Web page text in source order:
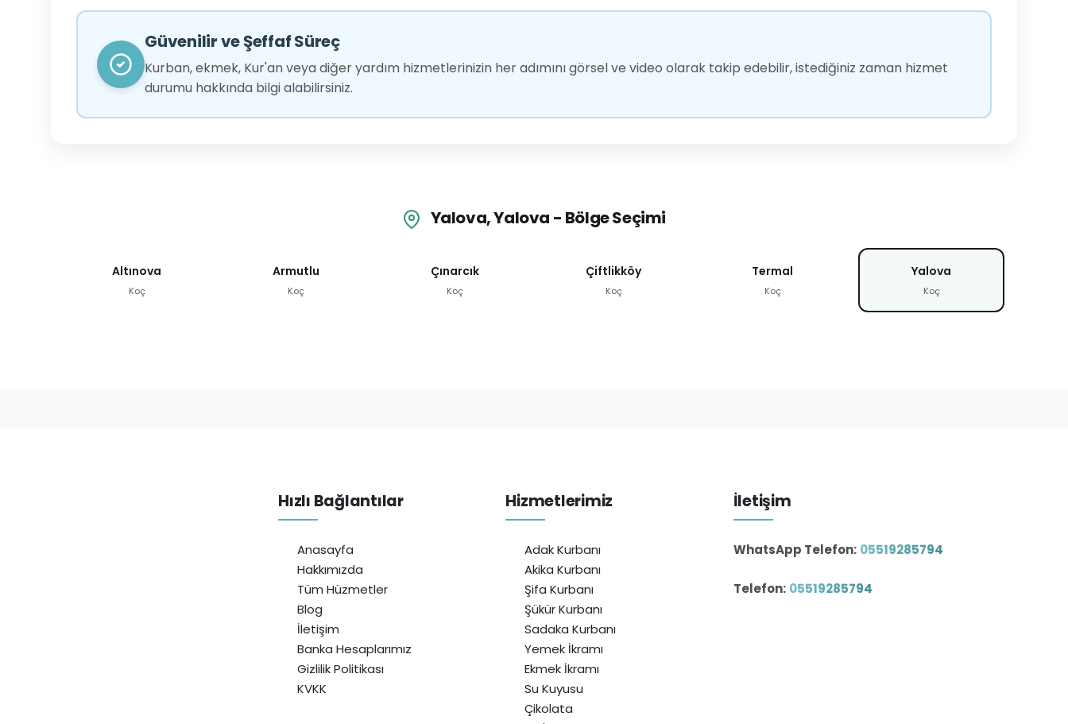
Güvenilir ve Şeffaf Süreç
Kurban, ekmek, Kur'an veya diğer yardım hizmetlerinizin her adımını görsel ve video olarak takip edebilir, istediğiniz zaman hizmet
durumu hakkında bilgi alabilirsiniz.
Yalova, Yalova - Bölge Seçimi
Altınova
Koç
Armutlu
Koç
Çınarcık
Koç
Çiftlikköy
Koç
Termal
Koç
Yalova
Koç
Hızlı Bağlantılar
Anasayfa
Hakkımızda
Tüm Hüzmetler
Blog
İletişim
Banka Hesaplarımız
Gizlilik Politikası
KVKK
Hizmetlerimiz
Adak Kurbanı
Akika Kurbanı
Şifa Kurbanı
Şükür Kurbanı
Sadaka Kurbanı
Yemek İkramı
Ekmek İkramı
Su Kuyusu
Çikolata
İletişim
WhatsApp Telefon: 05519285794
Telefon: 05519285794